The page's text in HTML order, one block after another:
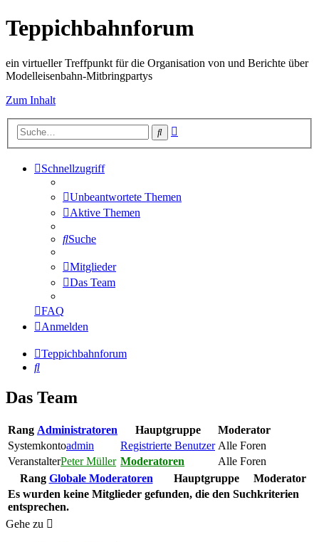
Teppichbahnforum
ein virtueller Treffpunkt für die Organisation von und Berichte über
Modelleisenbahn-Mitbringpartys
Zum Inhalt
Suche
Schnellzugriff
Unbeantwortete Themen
Aktive Themen
Suche
Mitglieder
Das Team
FAQ
Anmelden
Teppichbahnforum
Suche
Das Team
Rang Administratoren Hauptgruppe
Moderator
Systemkontoadmin Registrierte Benutzer Alle Foren
VeranstalterPeter Müller Moderatoren
Alle Foren
Rang Globale Moderatoren Hauptgruppe
Moderator
Es wurden keine Mitglieder gefunden, die den Suchkriterien
entsprechen.
Gehe zu